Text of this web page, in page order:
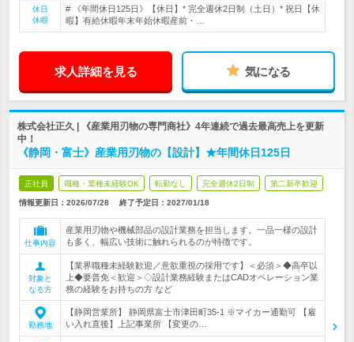
休日
休暇
# 《年間休日125日》【休日】* 完全週休2日制（土日）* 祝日【休
暇】有給休暇年末年始休暇産前・…
求人詳細を見る 気になる
株式会社正久 | 《産業用刃物の専門商社》4年連続で過去最高売上を更新
中！
《静岡・富士》産業用刃物の【設計】★年間休日125日
正社員 職種・業種未経験OK 転勤なし 完全週休2日制 第二新卒歓迎
情報更新日：2026/07/28 終了予定日： 2027/01/18
仕事内容
産業用刃物や機械部品の設計業務を担当します。一品一様の設計
も多く、幅広い技術に触れられるのが特徴です。
対象と
なる方
【業界職種未経験歓迎／意欲重視の採用です】＜必須＞◆高卒以
上◆要普免＜歓迎＞◇設計業務経験またはCADオペレーション業
務の経験をお持ちの方 など
勤務地
【静岡営業所】 静岡県富士市津田町35-1 ※マイカー通勤可 【雇
い入れ直後】上記事業所 【変更の…